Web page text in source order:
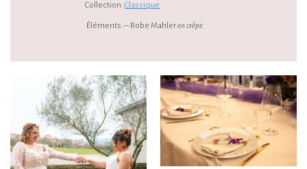
Collection :
Éléments :
Classique
– Robe Mahleren crêpe